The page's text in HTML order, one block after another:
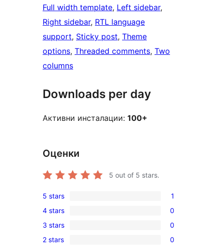
Full width template, Left sidebar
Right sidebar, RTL language
support, Sticky post, Theme
options, Threaded comments, Two
columns
Downloads per day
Активни инсталации: 100+
Оценки
5 out of 5 stars.
1
5-
star
review
5 stars 1
0
4-
star
4 stars 0
0
3-
3 stars 0
0
2 stars 0